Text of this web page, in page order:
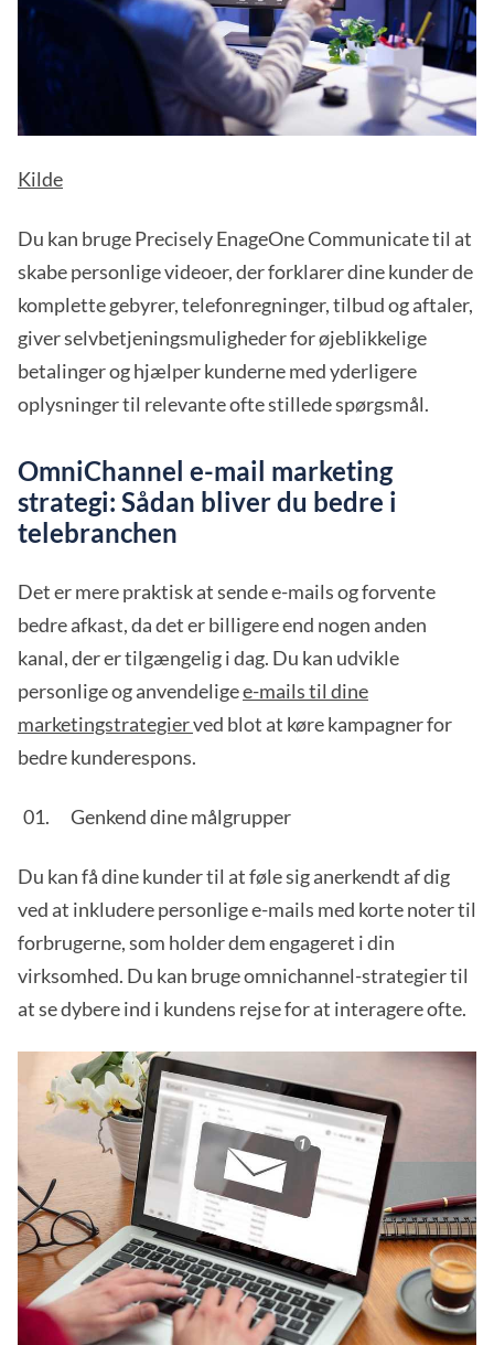
Kilde
Du kan bruge Precisely EnageOne Communicate til at
skabe personlige videoer, der forklarer dine kunder de
komplette gebyrer, telefonregninger, tilbud og aftaler,
giver selvbetjeningsmuligheder for øjeblikkelige
betalinger og hjælper kunderne med yderligere
oplysninger til relevante ofte stillede spørgsmål.
OmniChannel e-mail marketing
strategi: Sådan bliver du bedre i
telebranchen
Det er mere praktisk at sende e-mails og forvente
bedre afkast, da det er billigere end nogen anden
kanal, der er tilgængelig i dag. Du kan udvikle
personlige og anvendeligee-mails til dine
marketingstrategierved blot at køre kampagner for
bedre kunderespons.
Genkend dine målgrupper
Du kan få dine kunder til at føle sig anerkendt af dig
ved at inkludere personlige e-mails med korte noter til
forbrugerne, som holder dem engageret i din
virksomhed. Du kan bruge omnichannel-strategier til
at se dybere ind i kundens rejse for at interagere ofte.